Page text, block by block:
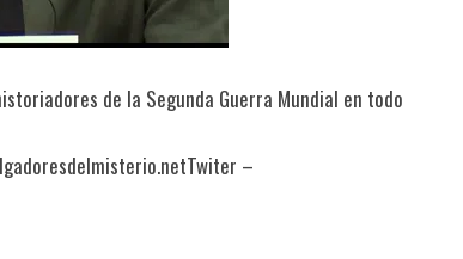
de la Segunda Guerra Mundial en todo
–